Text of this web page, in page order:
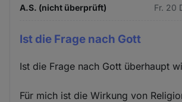
A.S. (nicht überprüft) Fr. 20
Ist die Frage nach Gott
Ist die Frage nach Gott überhaupt
Für mich ist die Wirkung von